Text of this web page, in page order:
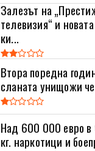
Залезът на
телевизия“ и
ки...
Втора поредна
сланата унищожи
Над 600 000 евро в
кг. наркотици и